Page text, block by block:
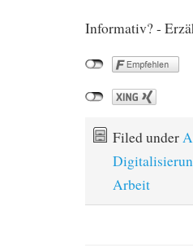
Informativ? -
Filed under
Arbeit